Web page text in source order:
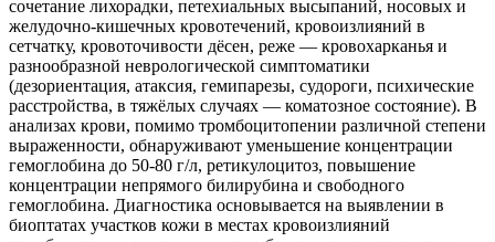
сочетание лихорадки, петехиальных высыпаний, носовых и
желудочно-кишечных кровотечений, кровоизлияний в
сетчатку, кровоточивости дёсен, реже — кровохарканья и
разнообразной неврологической симптоматики
(дезориентация, атаксия, гемипарезы, судороги, психические
расстройства, в тяжёлых случаях — коматозное состояние). В
анализах крови, помимо тромбоцитопении различной степени
выраженности, обнаруживают уменьшение концентрации
гемоглобина до 50-80 г/л, ретикулоцитоз, повышение
концентрации непрямого билирубина и свободного
гемоглобина. Диагностика основывается на выявлении в
биоптатах участков кожи в местах кровоизлияний